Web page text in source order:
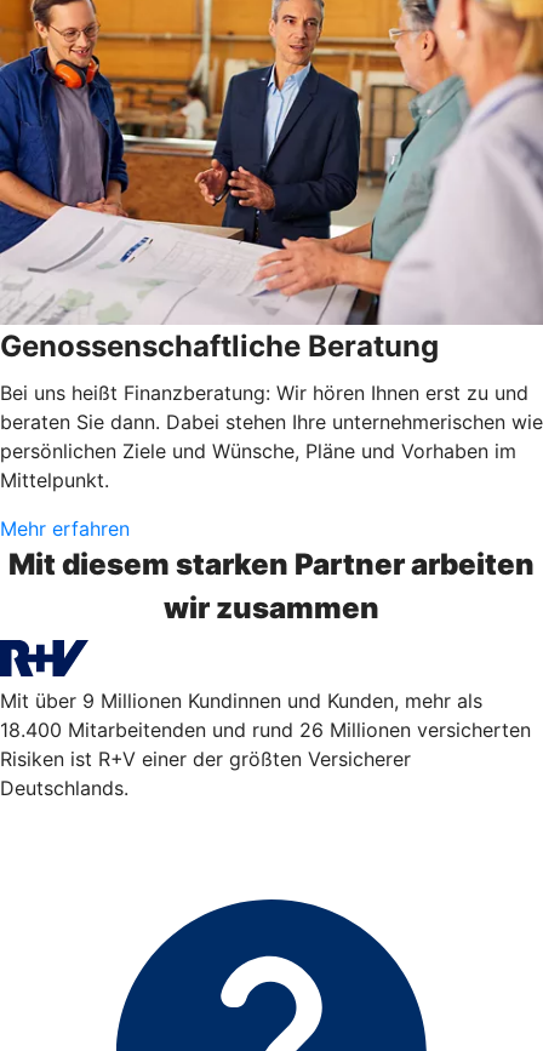
Genossenschaftliche Beratung
Bei uns heißt Finanzberatung: Wir hören Ihnen erst zu und
beraten Sie dann. Dabei stehen Ihre unternehmerischen wie
persönlichen Ziele und Wünsche, Pläne und Vorhaben im
Mittelpunkt.
Mehr erfahren
Mit diesem starken Partner arbeiten
wir zusammen
Mit über 9 Millionen Kundinnen und Kunden, mehr als
18.400 Mitarbeitenden und rund 26 Millionen versicherten
Risiken ist R+V einer der größten Versicherer
Deutschlands.